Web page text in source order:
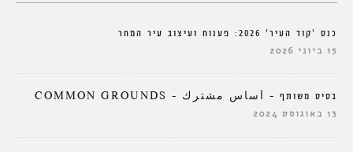
כנס ‘קוד העיר’ 2026: פענוח ועיצוב עיר המחר
15 ביוני 2026
בסיס משותף – أساس مشترك – COMMON GROUNDS
13 באוגוסט 2024